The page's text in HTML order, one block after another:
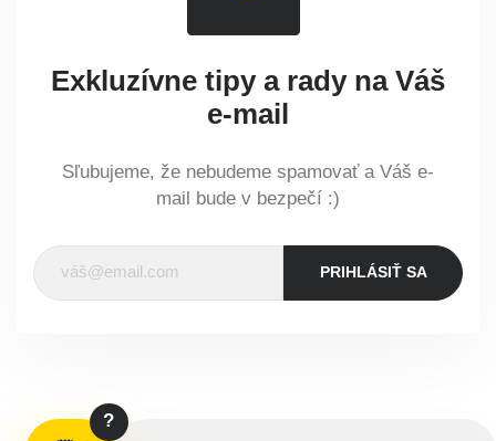
?
Exkluzívne tipy a rady na Váš
e-mail
Sľubujeme, že nebudeme spamovať a Váš e-
mail bude v bezpečí :)
PRIHLÁSIŤ SA